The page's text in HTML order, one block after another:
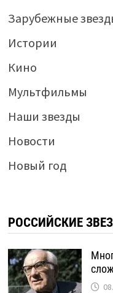
Зарубежные
Истории
Кино
Мультфильмы
Наши звезды
Новости
Новый год
РОССИЙСКИЕ